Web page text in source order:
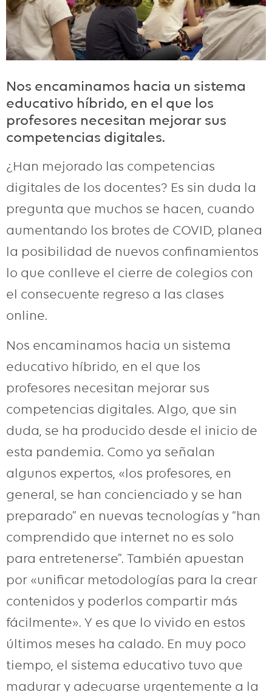
Nos encaminamos hacia un sistema
educativo híbrido, en el que los
profesores necesitan mejorar sus
competencias digitales.
¿Han mejorado las competencias
digitales de los docentes? Es sin duda la
pregunta que muchos se hacen, cuando
aumentando los brotes de COVID, planea
la posibilidad de nuevos confinamientos
lo que conlleve el cierre de colegios con
el consecuente regreso a las clases
online.
Nos encaminamos hacia un sistema
educativo híbrido, en el que los
profesores necesitan mejorar sus
competencias digitales. Algo, que sin
duda, se ha producido desde el inicio de
esta pandemia. Como ya señalan
algunos expertos, «los profesores, en
general, se han concienciado y se han
preparado” en nuevas tecnologías y “han
comprendido que internet no es solo
para entretenerse”. También apuestan
por «unificar metodologías para la crear
contenidos y poderlos compartir más
fácilmente». Y es que lo vivido en estos
últimos meses ha calado. En muy poco
tiempo, el sistema educativo tuvo que
madurar y adecuarse urgentemente a la